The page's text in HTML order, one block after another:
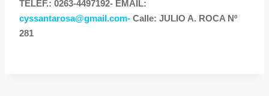
TELÉF.: 0263-4497192- EMAIL:
cyssantarosa@gmail.com- Calle: JULIO A. ROCA Nº
281